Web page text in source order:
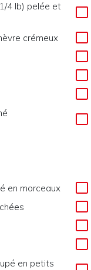
4 lb) pelée et
crémeux
en morceaux
en petits